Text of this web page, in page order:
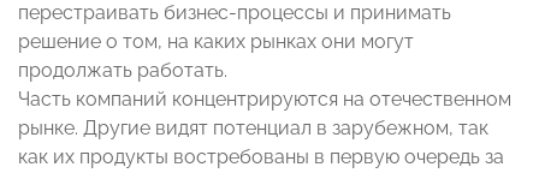
перестраивать бизнес-процессы и принимать
решение о том, на каких рынках они могут
продолжать работать.
Часть компаний концентрируются на отечественном
рынке. Другие видят потенциал в зарубежном, так
как их продукты востребованы в первую очередь за